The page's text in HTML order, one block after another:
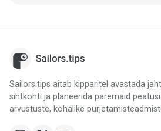
Sailors.tips aitab kipparitel avastada
sihtkohti ja planeerida paremaid
arvustuste, kohalike